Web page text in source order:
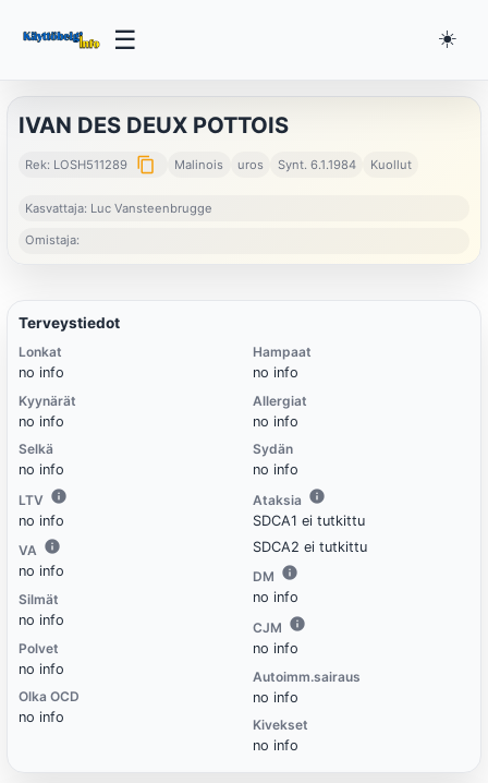
☰ ☀️
IVAN DES DEUX POTTOIS
Rek: LOSH511289 content_copy Malinois uros Synt. 6.1.1984 Kuollut
Kasvattaja: Luc Vansteenbrugge
Omistaja:
Terveystiedot
Lonkat
no info
Kyynärät
no info
Selkä
no info
LTV
no info
VA
no info
Silmät
no info
Polvet
no info
Olka OCD
no info
Hampaat
no info
Allergiat
no info
Sydän
no info
Ataksia
SDCA1 ei tutkittu
SDCA2 ei tutkittu
DM
no info
CJM
no info
Autoimm.sairaus
no info
Kivekset
no info